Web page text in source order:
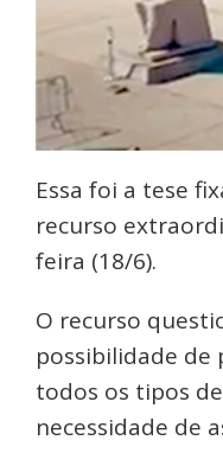
Essa foi a tese
recurso
feira (18/6).
O recurso
possibilidade de
todos os tipos
necessidade de